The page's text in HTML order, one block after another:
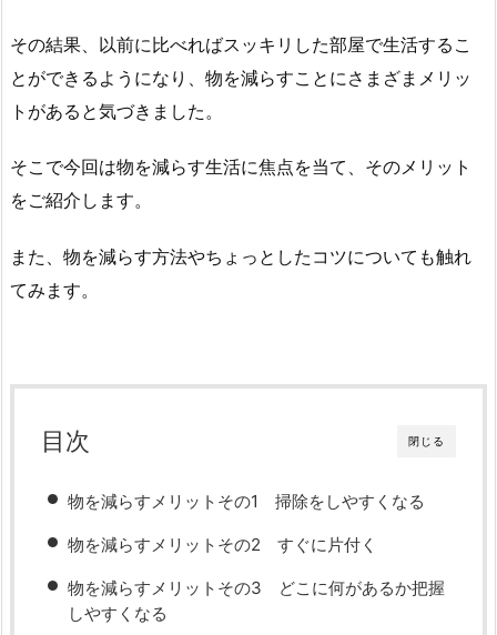
その結果、以前に比べればスッキリした部屋で生活するこ
とができるようになり、物を減らすことにさまざまメリッ
トがあると気づきました。
そこで今回は物を減らす生活に焦点を当て、そのメリット
をご紹介します。
また、物を減らす方法やちょっとしたコツについても触れ
てみます。
閉じる
目次
物を減らすメリットその1 掃除をしやすくなる
物を減らすメリットその2 すぐに片付く
物を減らすメリットその3 どこに何があるか把握
しやすくなる